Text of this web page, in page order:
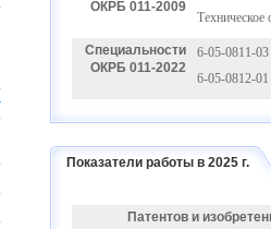
ОКРБ 011-2009
Техническое
Специальности
ОКРБ 011-2022
6-05-0811-
6-05-0812-01
Показатели работы в 2025 г.
Патентов и